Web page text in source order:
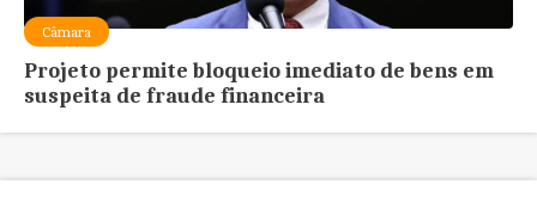
Câmara
Projeto permite bloqueio imediato de bens em
suspeita de fraude financeira